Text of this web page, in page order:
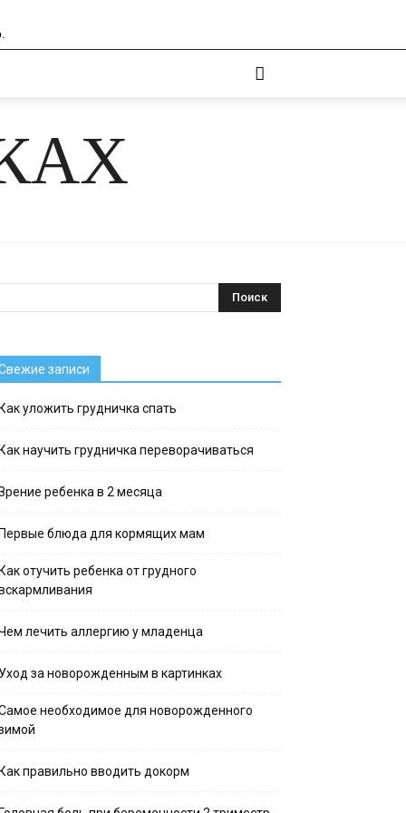
записи
Как уложить грудничка спать
Как научить грудничка переворачиваться
ребенка в 2 месяца
Первые блюда для кормящих мам
Как отучить ребенка от грудного
лечить аллергию у младенца
Уход за новорожденным в картинках
необходимое для новорожденного
Как правильно вводить докорм